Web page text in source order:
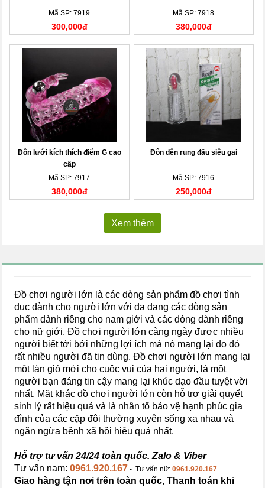
Mã SP: 7919
300,000đ
Mã SP: 7918
380,000đ
Đôn lưới kích thích điểm G cao
cấp
Mã SP: 7917
380,000đ
Đôn dên rung đầu siêu gai
Mã SP: 7916
250,000đ
Xem thêm
Đồ chơi người lớn là các dòng sản phẩm đồ chơi tình
dục dành cho người lớn với đa dạng các dòng sản
phẩm dành riêng cho nam giới và các dòng dành riêng
cho nữ giới. Đồ chơi người lớn càng ngày được nhiều
người biết tới bởi những lợi ích mà nó mang lại do đó
rất nhiều người đã tin dùng. Đồ chơi người lớn mang lại
một làn gió mới cho cuộc vui của hai người, là một
người bạn đáng tin cậy mang lại khúc dạo đầu tuyệt vời
nhất. Mặt khác đồ chơi người lớn còn hỗ trợ giải quyết
sinh lý rất hiệu quả và là nhân tố bảo vệ hạnh phúc gia
đình của các cặp đôi thường xuyên sống xa nhau và
ngăn ngừa bệnh xã hội hiệu quả nhất.
Hỗ trợ tư vấn 24/24 toàn quốc. Zalo & Viber
Tư vấn nam: 0961.920.167 - Tư vấn nữ:0961.920.167
Giao hàng tận nơi trên toàn quốc, Thanh toán khi